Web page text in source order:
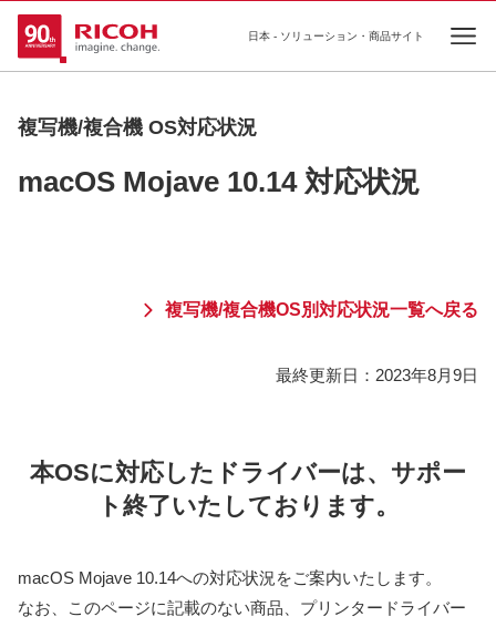
日本 - ソリューション・商品サイト
複写機/複合機 OS対応状況
macOS Mojave 10.14 対応状況
複写機/複合機OS別対応状況一覧へ戻る
最終更新日： 2023年8月9日
本OSに対応したドライバーは、サポー
ト終了いたしております。
macOS Mojave 10.14への対応状況をご案内いたします。
なお、このページに記載のない商品、プリンタードライバー